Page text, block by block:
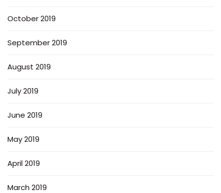
October 2019
September 2019
August 2019
July 2019
June 2019
May 2019
April 2019
March 2019